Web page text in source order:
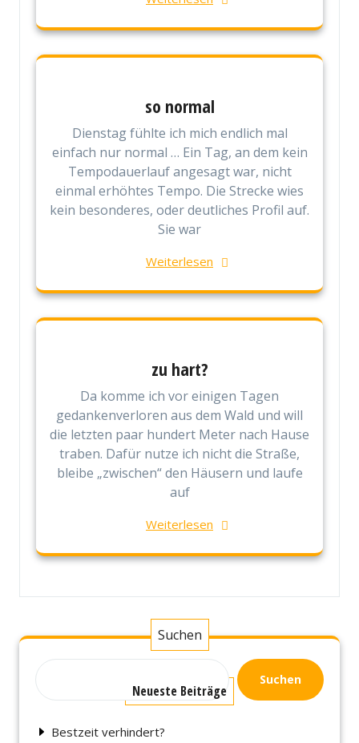
so normal
Dienstag fühlte ich mich endlich mal
einfach nur normal … Ein Tag, an dem kein
Tempodauerlauf angesagt war, nicht
einmal erhöhtes Tempo. Die Strecke wies
kein besonderes, oder deutliches Profil auf.
Sie war
Weiterlesen
zu hart?
Da komme ich vor einigen Tagen
gedankenverloren aus dem Wald und will
die letzten paar hundert Meter nach Hause
traben. Dafür nutze ich nicht die Straße,
bleibe „zwischen“ den Häusern und laufe
auf
Weiterlesen
Suchen
Suchen
Neueste Beiträge
Bestzeit verhindert?